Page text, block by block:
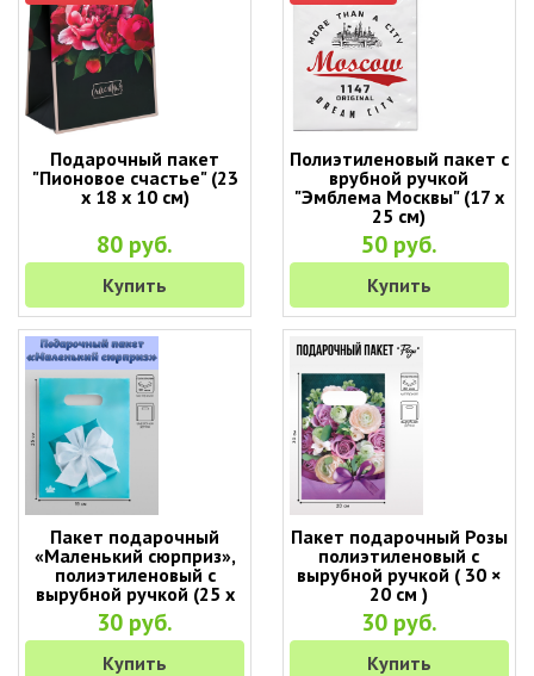
Подарочный пакет
"Пионовое счастье" (23
х 18 х 10 см)
80 руб.
Купить
Полиэтиленовый пакет с
врубной ручкой
"Эмблема Москвы" (17 х
25 см)
50 руб.
Купить
Пакет подарочный
«Маленький сюрприз»,
полиэтиленовый с
вырубной ручкой (25 х
19 см)
30 руб.
Купить
Пакет подарочный Розы
полиэтиленовый с
вырубной ручкой ( 30 ×
20 см )
30 руб.
Купить